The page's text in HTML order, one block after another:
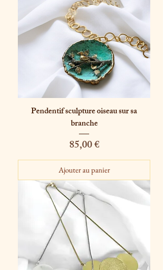
Pendentif sculpture oiseau sur sa
branche
Prix
85,00 €
Ajouter au panier